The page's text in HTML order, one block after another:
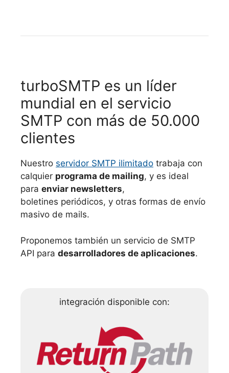
turboSMTP es un líder
mundial en el servicio
SMTP con más de 50.000
clientes
Nuestro servidor SMTP ilimitado trabaja con
calquier programa de mailing, y es ideal
para enviar newsletters,
boletines periódicos, y otras formas de envío
masivo de mails.
Proponemos también un servicio de SMTP
API para desarrolladores de aplicaciones.
integración disponible con: